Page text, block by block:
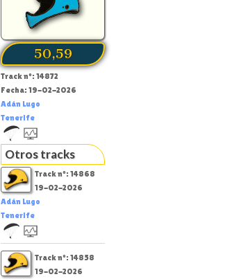
50,59
Track nº: 14872
Fecha: 19-02-2026
Adán Lugo
Tenerife
Otros tracks
Track nº: 14868
19-02-2026
Adán Lugo
Tenerife
Track nº: 14858
19-02-2026